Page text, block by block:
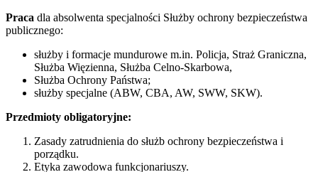
Praca dla absolwenta specjalności Służby ochrony bezpieczeństwa
publicznego:
służby i formacje mundurowe m.in. Policja, Straż Graniczna,
Służba Więzienna, Służba Celno-Skarbowa,
Służba Ochrony Państwa;
służby specjalne (ABW, CBA, AW, SWW, SKW).
Przedmioty obligatoryjne:
Zasady zatrudnienia do służb ochrony bezpieczeństwa i
porządku.
Etyka zawodowa funkcjonariuszy.